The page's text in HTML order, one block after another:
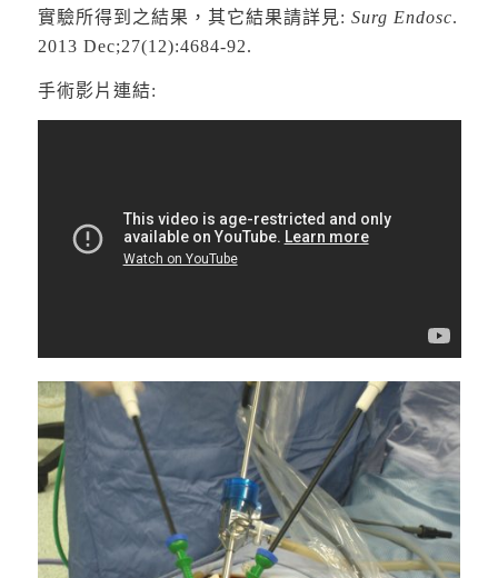
實驗所得到之結果，其它結果請詳見: Surg Endosc.
2013 Dec;27(12):4684-92.
手術影片連結: